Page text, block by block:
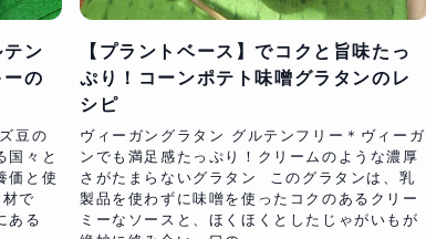
ン
の
豆の
国々と
価と使
で
ある
【プラントベース】でコクと旨味たっ
ぷり！コーンポテト味噌グラタンのレ
シピ
ヴィーガングラタン グルテンフリー＊ヴィーガ
ンでも満足感たっぷり！クリームのような濃厚
さがたまらないグラタン このグラタンは、乳
製品を使わずに味噌を使ったコクのあるクリー
ミーなソースと、ほくほくとしたじゃがいもが